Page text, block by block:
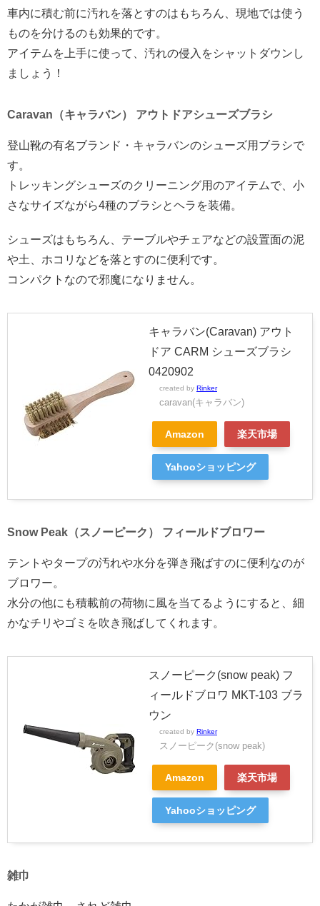
車内に積む前に汚れを落とすのはもちろん、現地では使う
ものを分けるのも効果的です。
アイテムを上手に使って、汚れの侵入をシャットダウンし
ましょう！
Caravan（キャラバン） アウトドアシューズブラシ
登山靴の有名ブランド・キャラバンのシューズ用ブラシで
す。
トレッキングシューズのクリーニング用のアイテムで、小
さなサイズながら4種のブラシとヘラを装備。
シューズはもちろん、テーブルやチェアなどの設置面の泥
や土、ホコリなどを落とすのに便利です。
コンパクトなので邪魔になりません。
キャラバン(Caravan) アウト
ドア CARM シューズブラシ
0420902
created by Rinker
caravan(キャラバン)
Amazon 楽天市場
Yahooショッピング
Snow Peak（スノーピーク） フィールドブロワー
テントやタープの汚れや水分を弾き飛ばすのに便利なのが
ブロワー。
水分の他にも積載前の荷物に風を当てるようにすると、細
かなチリやゴミを吹き飛ばしてくれます。
スノーピーク(snow peak) フ
ィールドブロワ MKT-103 ブラ
ウン
created by Rinker
スノーピーク(snow peak)
Amazon 楽天市場
Yahooショッピング
雑巾